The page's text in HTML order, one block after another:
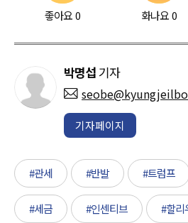
좋아요0 화나요0
박명섭 기자
기자페이지
#관세 #반발 #트럼프
#세금 #인센티브 #할리